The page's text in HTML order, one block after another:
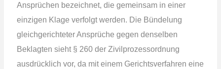
Ansprüchen bezeichnet, die gemeinsam in einer
einzigen Klage verfolgt werden. Die Bündelung
gleichgerichteter Ansprüche gegen denselben
Beklagten sieht § 260 der Zivilprozessordnung
ausdrücklich vor, da mit einem Gerichtsverfahren eine